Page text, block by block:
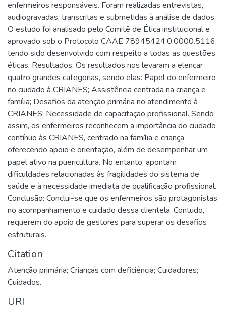
enfermeiros responsáveis. Foram realizadas entrevistas,
audiogravadas, transcritas e submetidas à análise de dados.
O estudo foi analisado pelo Comitê de Ética institucional e
aprovado sob o Protocolo CAAE 78945424.0.0000.5116,
tendo sido desenvolvido com respeito a todas as questões
éticas. Resultados: Os resultados nos levaram a elencar
quatro grandes categorias, sendo elas: Papel do enfermeiro
no cuidado à CRIANES; Assistência centrada na criança e
família; Desafios da atenção primária no atendimento à
CRIANES; Necessidade de capacitação profissional. Sendo
assim, os enfermeiros reconhecem a importância do cuidado
contínuo às CRIANES, centrado na família e criança,
oferecendo apoio e orientação, além de desempenhar um
papel ativo na puericultura. No entanto, apontam
dificuldades relacionadas às fragilidades do sistema de
saúde e à necessidade imediata de qualificação profissional.
Conclusão: Conclui-se que os enfermeiros são protagonistas
no acompanhamento e cuidado dessa clientela. Contudo,
requerem do apoio de gestores para superar os desafios
estruturais.
Citation
Atenção primária; Crianças com deficiência; Cuidadores;
Cuidados.
URI